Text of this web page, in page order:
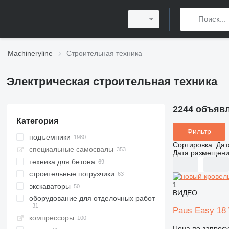
Machineryline Строительная техника
Электрическая строительная техника
Категория
подъемники
ножничные подъемники
коленчатые подъемники
мачтовые подъемники
прицепные подъёмники
телескопические подъемники
подъёмники пауки
специальные самосвалы
самосвалы
мини-самосвалы
шахтные самосвалы
карьерные самосвалы
шарнирные самосвалы
техника для бетона
бетонные заводы
стационарные бетонные
бетононасосы стационарные
автобетоносмесители
стрелы
строительные погрузчики
мультифункциональные
мини-погрузчики
экскаваторы
мини-экскаваторы
экскаваторы для перевалки
оборудование для отделочных работ
штукатурные станции
компрессоры
2244
Фильтр
Сортировка:
Дата
1
ВИДЕО
Paus Easy